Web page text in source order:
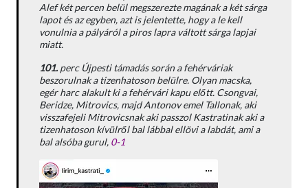
Alef két percen belül megszerezte magának a két sárga
lapot és az egyben, azt is jelentette, hogy a le kell
vonulnia a pályáról a piros lapra váltott sárga lapjai
miatt.
101.perc Újpesti támadás során a fehérváriak
beszorulnak a tizenhatoson belülre. Olyan macska,
egér harc alakult ki a fehérvári kapu előtt. Csongvai,
Beridze, Mitrovics, majd Antonov emel Tallonak, aki
visszafejeli Mitrovicsnak aki passzol Kastratinak aki a
tizenhatoson kívülről bal lábbal ellövi a labdát, ami a
bal alsóba gurul, 0-1